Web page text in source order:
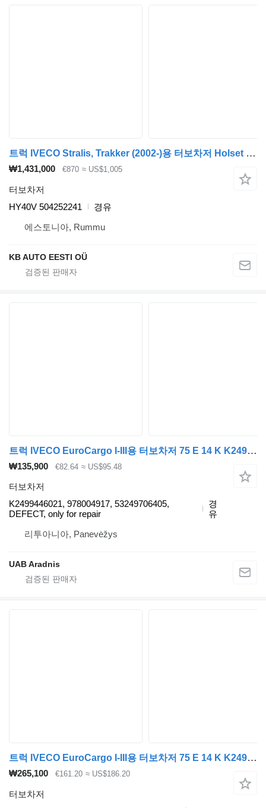
트럭 IVECO Stralis, Trakker (2002-)용 터보차저 Holset Stralis (01.02-) HY40V
₩1,431,000 €870 ≈ US$1,005
터보차저
HY40V 504252241
경유
에스토니아, Rummu
KB AUTO EESTI OÜ
트럭 IVECO EuroCargo I-III용 터보차저 75 E 14 K K2499446021
₩135,900 €82.64 ≈ US$95.48
터보차저
K2499446021, 978004917, 53249706405,
DEFECT, only for repair
경
유
리투아니아, Panevėžys
UAB Aradnis
트럭 IVECO EuroCargo I-III용 터보차저 75 E 14 K K2499446021
₩265,100 €161.20 ≈ US$186.20
터보차저